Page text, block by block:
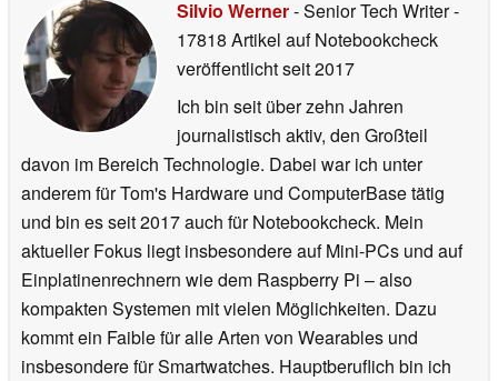
Silvio Werner- Senior Tech Writer-
17818 Artikel auf Notebookcheck
veröffentlichtseit 2017
Ich bin seit über zehn Jahren
journalistisch aktiv, den Großteil
davon im Bereich Technologie. Dabei war ich unter
anderem für Tom's Hardware und ComputerBase tätig
und bin es seit 2017 auch für Notebookcheck. Mein
aktueller Fokus liegt insbesondere auf Mini-PCs und auf
Einplatinenrechnern wie dem Raspberry Pi – also
kompakten Systemen mit vielen Möglichkeiten. Dazu
kommt ein Faible für alle Arten von Wearables und
insbesondere für Smartwatches. Hauptberuflich bin ich